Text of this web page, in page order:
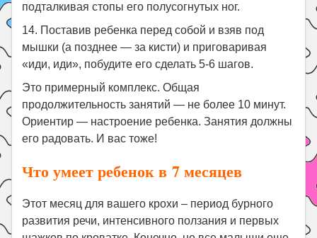
подталкивая стопы его полусогнутых ног.
14. Поставив ребенка перед собой и взяв под
мышки (а позднее — за кисти) и приговаривая
«иди, иди», побудите его сделать 5-6 шагов.
Это примерный комплекс. Общая
продолжительность занятий — не более 10 минут.
Ориентир — настроение ребенка. Занятия должны
его радовать. И вас тоже!
Что умеет ребенок в 7 месяцев
Этот месяц для вашего крохи – период бурного
развития речи, интенсивного ползания и первых